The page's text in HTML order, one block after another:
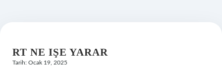
RT NE IŞE YARAR
Tarih: Ocak 19, 2025